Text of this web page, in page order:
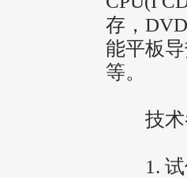
存，
能平板
等。
技术
1. 试件